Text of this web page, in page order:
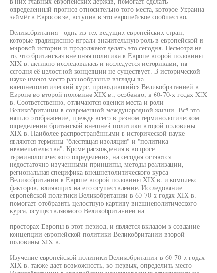
определенный прогноз относительно того места, которое Украина
займёт в Евросоюзе, вступив в это европейское сообщество.
Великобритания - одна из тех ведущих европейских стран,
которые традиционно играли значительную роль в европейской и
мировой истории и продолжают делать это сегодня. Несмотря на
то, что британская внешняя политика в Европе второй половины
XIX в. активно исследовалась и исследуется историками, на
сегодня её целостной концепции не существует. В исторической
науке имеют место разнообразные взгляды на
внешнеполитический курс, проводившийся Великобританией в
Европе во второй половине XIX в., особенно, в 60-70-х годах XIX
в. Соответственно, отличаются оценки места и роли
Великобритании в современной международной жизни. Всё это
нашло отображение, прежде всего в разном терминологическом
определении британской внешней политики второй половины
XIX в. Наиболее распространёнными в исторической науке
являются термины "блестящая изоляция" и "политика
невмешательства". Кроме расхождения в вопросе
терминологического определения, на сегодня остаются
недостаточно изученными принципы, методы реализации,
региональная специфика внешнеполитического курса
Великобритании в Европе второй половины XIX в. и комплекс
факторов, влияющих на его осуществление. Исследование
европейской политики Великобритании в 60-70-х годах XIX в.
помогает отобразить целостную картину внешнеполитического
курса, осуществляюмого Великобританией на
просторах Европы в этот период, и является вкладом в создание
концепции европейской политики Великобритании второй
половины XIX в.
Изучение европейской политики Великобритании в 60-70-х годах
XIX в. также дает возможность, во-первых, определить место